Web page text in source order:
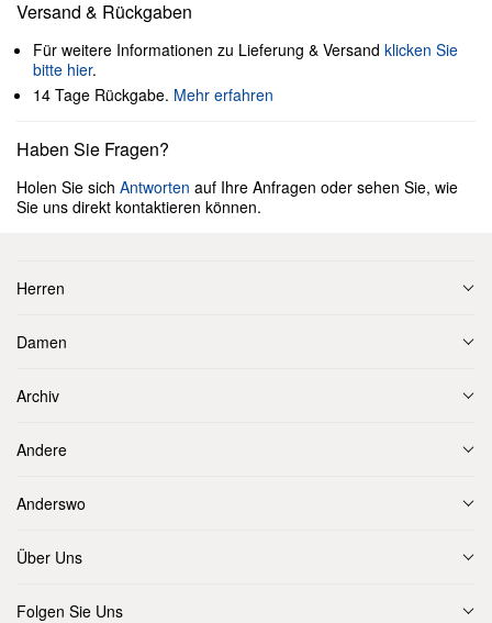
Versand & Rückgaben
Für weitere Informationen zu Lieferung & Versand klicken Sie
bitte hier.
14 Tage Rückgabe. Mehr erfahren
Haben Sie Fragen?
Holen Sie sich Antworten auf Ihre Anfragen oder sehen Sie, wie
Sie uns direkt kontaktieren können.
Herren
Damen
Archiv
Andere
Anderswo
Über Uns
Folgen Sie Uns